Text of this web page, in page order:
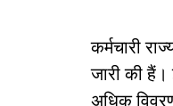
कर्मचारी
जारी की
अधिक